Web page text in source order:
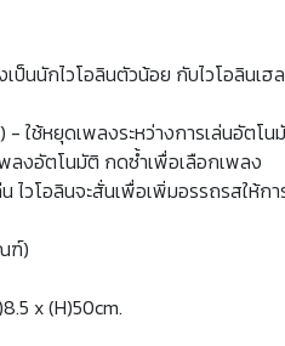
ป็นนักไวโอลินตัวน้อย กับไวโอลินเ
ใช้หยุดเพลงระหว่างการเล่นอัตโน
ลงอัตโนมัติ กดซ้ำเพื่อเลือกเพลง
ไวโอลินจะสั่นเพื่อเพิ่มอรรถรสให้ก
ฑ์)
x (H)50cm.